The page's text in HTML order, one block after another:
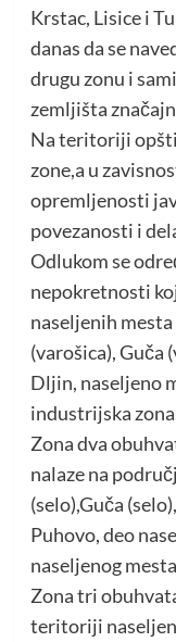
Krstac, Lisice i
danas da se
drugu zonu i
zemljišta
Na teritoriji
zone,a u
opremljenosti
povezanosti i
Odlukom se
nepokretnosti
naseljenih
(varošica), Guča
Dljin, naseljeno
industrijska
Zona dva
nalaze na
(selo),Guča
Puhovo, deo
naseljenog
Zona tri
teritoriji